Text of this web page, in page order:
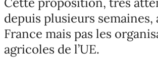
depuis plusieurs semaines,
France mais pas les
agricoles de l’UE.